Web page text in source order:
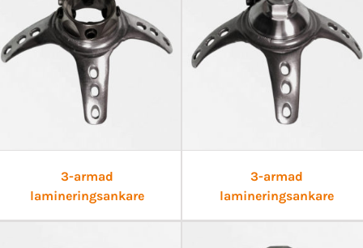
3-armad
lamineringsankare
3-armad
lamineringsankare